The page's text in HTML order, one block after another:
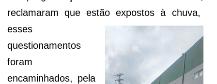
reclamaram que estão expostos à chuva,
esses
questionamentos
foram
encaminhados, pela